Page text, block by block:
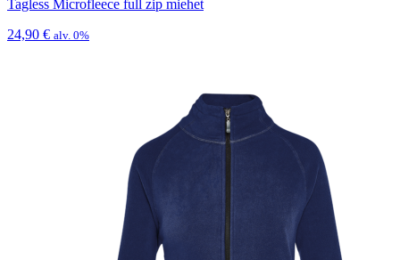
Tagless Microfleece full zip miehet
24,90 € alv. 0%